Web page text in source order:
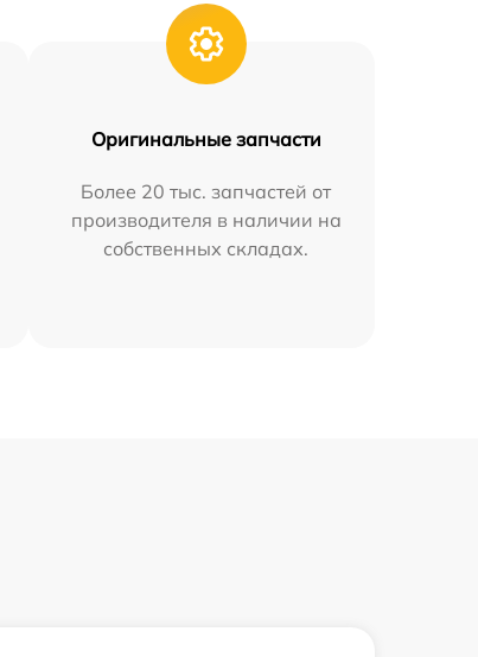
Оригинальные запчасти
Более 20 тыс. запчастей от
производителя в наличии на
собственных складах.